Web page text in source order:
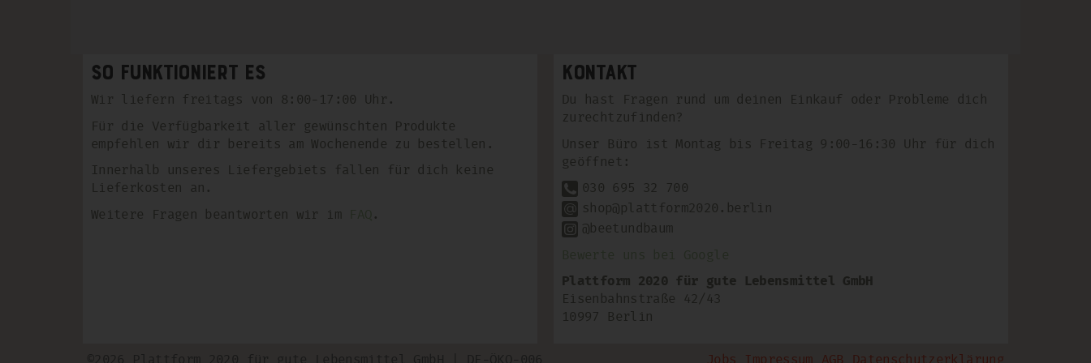
So funktioniert es
Wir liefern freitags von 8:00-17:00 Uhr.
Für die Verfügbarkeit aller gewünschten Produkte
empfehlen wir dir bereits am Wochenende zu bestellen.
Innerhalb unseres Liefergebiets fallen für dich keine
Lieferkosten an.
Weitere Fragen beantworten wir im
.
Kontakt
Du hast Fragen rund um deinen Einkauf oder Probleme dich
zurechtzufinden?
Unser Büro ist Montag bis Freitag 9:00-16:30 Uhr für dich
geöffnet:
030 695 32 700
shop@plattform2020.berlin
@beetundbaum
Plattform 2020 für gute Lebensmittel GmbH
Eisenbahnstraße 42/43
10997 Berlin